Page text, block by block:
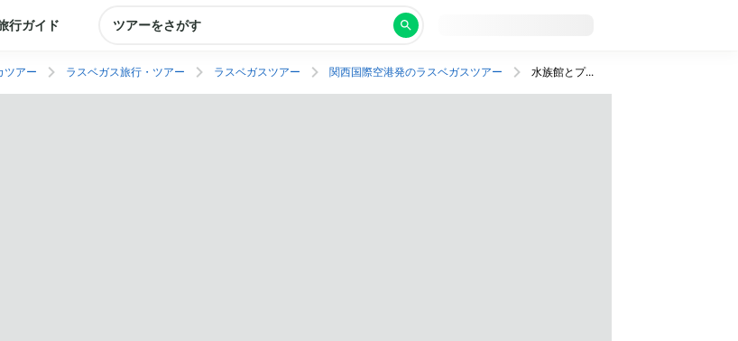
行ガイド ツアーをさがす
ツアー ラスベガス旅行・ツアー ラスベガスツアー 関西国際空港発のラスベガスツアー 水族館とプール、カジノを完備！南国の楽園をテーマにしたリゾートホテルでぜいたく旅